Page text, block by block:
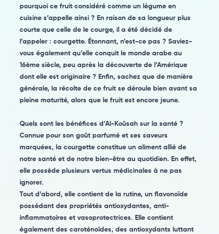
pourquoi ce fruit considéré comme un légume en
cuisine s’appelle ainsi ? En raison de sa longueur plus
courte que celle de le courge, il a été décidé de
l’appeler : courgette. Étonnant, n’est-ce pas ? Saviez-
vous également qu’elle conquit le monde arabe au
16ème siècle, peu après la découverte de l’Amérique
dont elle est originaire ? Enfin, sachez que de manière
générale, la récolte de ce fruit se déroule bien avant sa
pleine maturité, alors que le fruit est encore jeune.
Quels sont les bénéfices d’Al-Koûsah sur la santé ?
Connue pour son goût parfumé et ses saveurs
marquées, la courgette constitue un aliment allié de
notre santé et de notre bien-être au quotidien. En effet,
elle possède plusieurs vertus médicinales à ne pas
ignorer.
Tout d’abord, elle contient de la rutine, un flavonoïde
possédant des propriétés antioxydantes, anti-
inflammatoires et vasoprotectrices. Elle contient
également des caroténoïdes, des antioxydants luttant